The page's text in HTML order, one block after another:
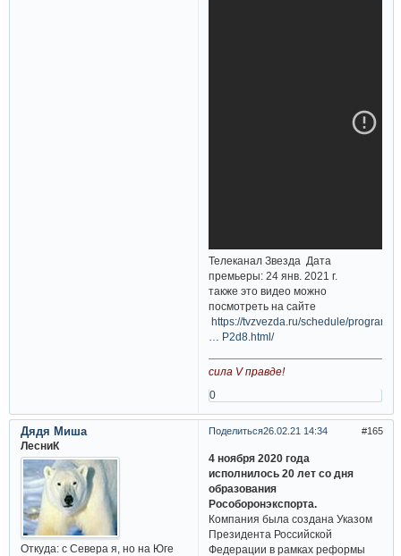
Телеканал Звезда Дата
премьеры: 24 янв. 2021 г.
также это видео можно
посмотреть на сайте
https://tvzvezda.ru/schedule/programs/
… P2d8.html/
сила V правде!
0
Поделиться 165
26.02.21 14:34
Дядя Миша
ЛесниК
Откуда:с Севера я, но на Юге
4 ноября 2020 года
исполнилось 20 лет со дня
образования
Рособоронэкспорта.
Компания была создана Указом
Президента Российской
Федерации в рамках реформы